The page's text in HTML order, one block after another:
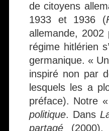
de citoyens
1933 et 1936 (
allemande,
régime hitlérien
germanique. «
inspiré non par
lesquels les a
préface). Notre
politique. Dans
partagé (2000),